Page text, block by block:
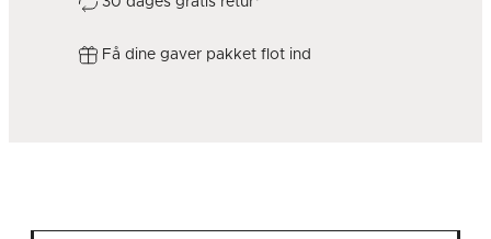
Få dine gaver pakket flot ind